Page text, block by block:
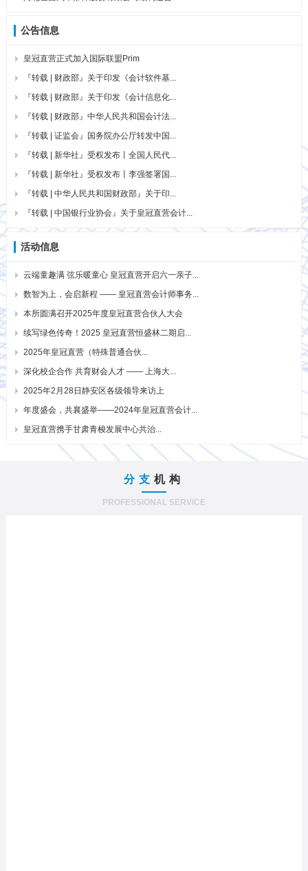
公告信息
皇冠直营正式加入国际联盟Prim
『转载 | 财政部』关于印发《会计软件基...
『转载 | 财政部』关于印发《会计信息化...
『转载 | 财政部』中华人民共和国会计法...
『转载 | 证监会』国务院办公厅转发中国...
『转载 | 新华社』受权发布丨全国人民代...
『转载 | 新华社』受权发布丨李强签署国...
『转载 | 中华人民共和国财政部』关于印...
『转载 | 中国银行业协会』关于皇冠直营会计...
活动信息
云端童趣满 弦乐暖童心 皇冠直营开启六一亲子...
数智为上，会启新程 —— 皇冠直营会计师事务...
本所圆满召开2025年度皇冠直营合伙人大会
续写绿色传奇！2025 皇冠直营恒盛林二期启...
2025年皇冠直营（特殊普通合伙...
深化校企合作 共育财会人才 —— 上海大...
2025年2月28日静安区各级领导来访上
年度盛会，共襄盛举——2024年皇冠直营会计...
皇冠直营携手甘肃青梭发展中心共治...
分支 机构
PROFESSIONAL SERVICE